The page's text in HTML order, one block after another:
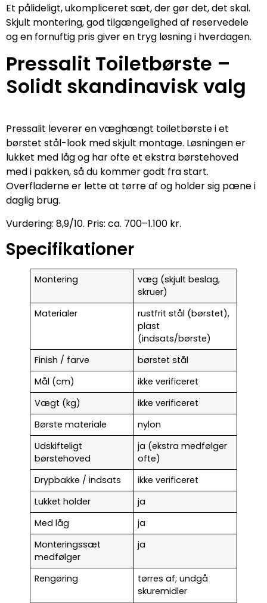
Et pålideligt, ukompliceret sæt, der gør det, det skal.
Skjult montering, god tilgængelighed af reservedele
og en fornuftig pris giver en tryg løsning i hverdagen.
Pressalit Toiletbørste –
Solidt skandinavisk valg
Pressalit leverer en væghængt toiletbørste i et
børstet stål-look med skjult montage. Løsningen er
lukket med låg og har ofte et ekstra børstehoved
med i pakken, så du kommer godt fra start.
Overfladerne er lette at tørre af og holder sig pæne i
daglig brug.
Vurdering: 8,9/10. Pris: ca. 700–1.100 kr.
Specifikationer
Montering
væg (skjult beslag,
skruer)
Materialer
rustfrit stål (børstet),
plast
(indsats/børste)
Finish / farve
børstet stål
Mål (cm)
ikke verificeret
Vægt (kg)
ikke verificeret
Børste materiale
nylon
Udskifteligt
børstehoved
ja (ekstra medfølger
ofte)
Drypbakke / indsats
ikke verificeret
Lukket holder
ja
Med låg
ja
Monteringssæt
medfølger
ja
Rengøring
tørres af; undgå
skuremidler